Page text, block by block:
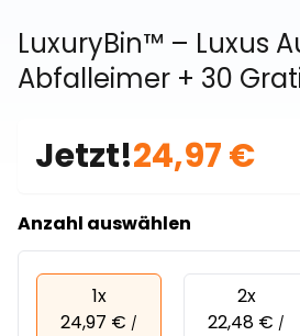
LuxuryBin™ – Luxus
Abfalleimer + 30
Jetzt!24,97 €
Anzahl auswählen
1x
24,97 € /
2x
22,48 € /